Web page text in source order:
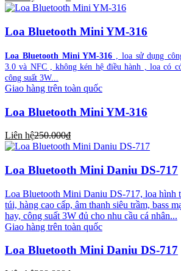
Loa Bluetooth Mini YM-316
Loa Bluetooth Mini YM-316 , loa sử dụng
3.0 và NFC , không kén hệ điều hành , loa có
công suất 3W...
Giao hàng trên toàn quốc
Loa Bluetooth Mini YM-316
Liên hệ250.000₫
Loa Bluetooth Mini Daniu DS-717
Loa Bluetooth Mini Daniu DS-717, loa hình
túi, hàng cao cấp, âm thanh siêu trầm, bass
hay, công suất 3W đủ cho nhu cầu cá nhân...
Giao hàng trên toàn quốc
Loa Bluetooth Mini Daniu DS-717